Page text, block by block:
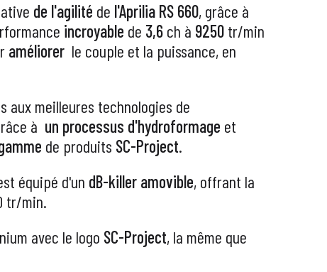
de l'agilité de l'Aprilia RS 660, grâce à
incroyable de 3,6 ch à 9250 tr/min
améliorer le couple et la puissance, en
aux meilleures technologies de
à un processus d'hydroformage et
de produits SC-Project.
équipé d'un dB-killer amovible, offrant la
tr/min.
avec le logo SC-Project, la même que